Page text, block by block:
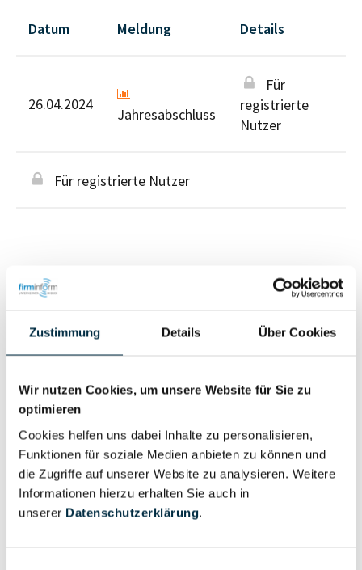
Zustimmung Details Über Cookies
Wir nutzen Cookies, um unsere Website für Sie zu
optimieren
Cookies helfen uns dabei Inhalte zu personalisieren,
Funktionen für soziale Medien anbieten zu können und
die Zugriffe auf unserer Website zu analysieren. Weitere
Informationen hierzu erhalten Sie auch in
unserer Datenschutzerklärung.
Datum Meldung Details
26.04.2024
Jahresabschluss
Für
registrierte
Nutzer
Für registrierte Nutzer
Gesellschafterstruktur
Unternehmensprofil
Unternehmensnetzwerk
Vollständiges
Unternehmensprofil